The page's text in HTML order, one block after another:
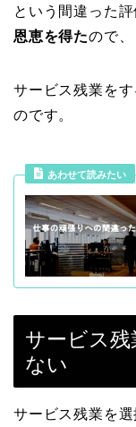
という間違った
恩恵を得たので、
サービス残業を
のです。
あわせて読みたい
サービス
ない
サービス残業を選